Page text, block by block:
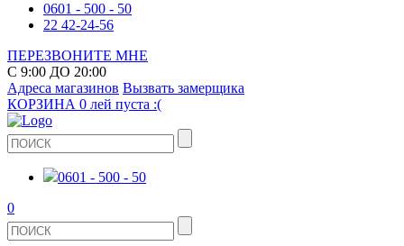
0601 - 500 - 50
22 42-24-56
ПЕРЕЗВОНИТЕ МНЕ
С 9:00 ДО 20:00
Адреса магазинов Вызвать замерщика
КОРЗИНА 0 лей пуста :(
0601 - 500 - 50
0